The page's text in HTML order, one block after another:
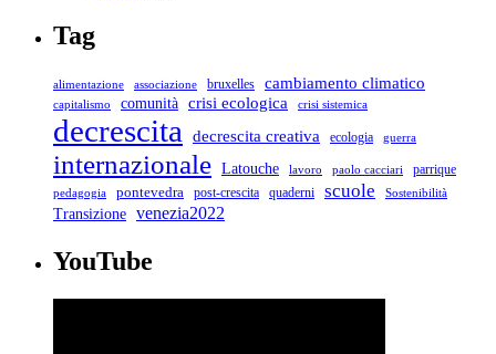
Tag
alimentazione associazione bruxelles cambiamento climatico
capitalismo comunità crisi ecologica crisi sistemica
decrescita decrescita creativa ecologia guerra
internazionale Latouche lavoro paolo cacciari parrique
pedagogia pontevedra post-crescita quaderni scuole Sostenibilità
Transizione venezia2022
YouTube